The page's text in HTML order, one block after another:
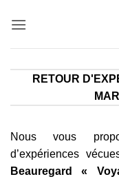
RETOUR
Nous vous
d’expériences
Beauregard «